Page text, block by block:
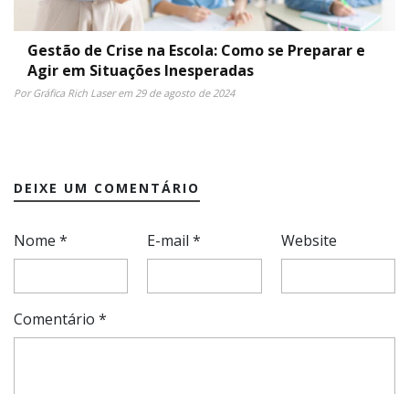
Gestão de Crise na Escola: Como se Preparar e
Agir em Situações Inesperadas
Por Gráfica Rich Laser em 29 de agosto de 2024
DEIXE UM COMENTÁRIO
Nome * E-mail* Website
Comentário *